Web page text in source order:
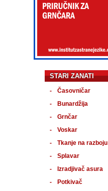
STARI ZANATI
Časovničar
Bunardžija
Grnčar
Voskar
Tkanje na razboju
Splavar
Izradjivač asura
Potkivač